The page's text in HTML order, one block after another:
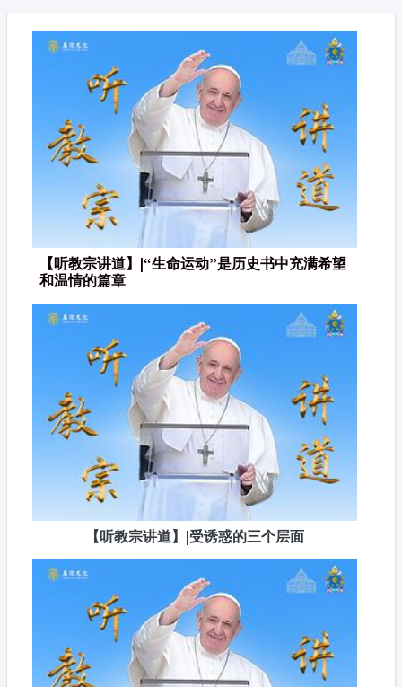
【听教宗讲道】|“生命运动”是历史书中充满希望
和温情的篇章
【听教宗讲道】|受诱惑的三个层面